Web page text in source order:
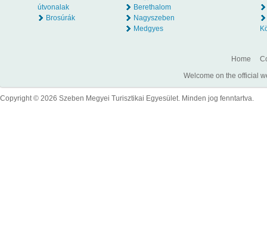
útvonalak
Brosúrák
Berethalom
Nagyszeben
Medgyes
Home
Welcome on the official
Copyright © 2026 Szeben Megyei Turisztikai Egyesület. Minden jog fenntartva.